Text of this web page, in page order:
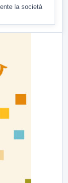
la società